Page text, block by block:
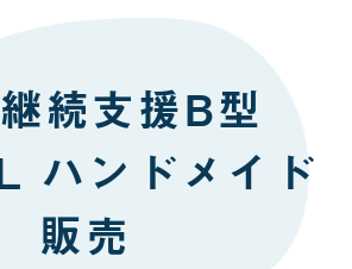
続支援B型
ハンドメイド
販売